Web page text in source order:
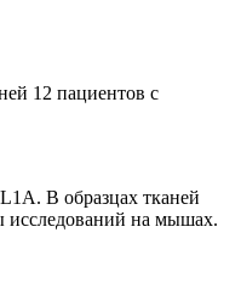
12 пациентов с
В образцах тканей
исследований на мышах.